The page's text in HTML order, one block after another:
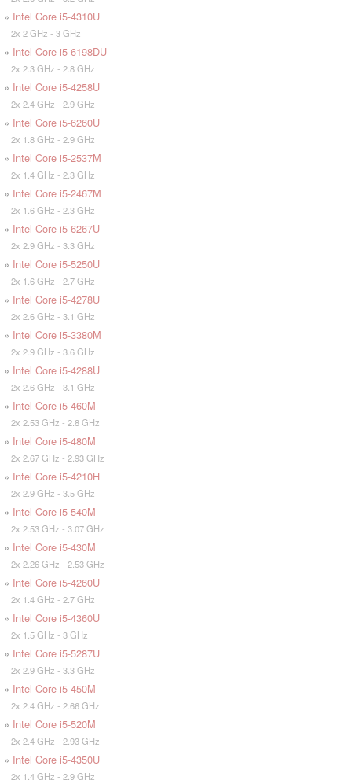
» Intel Core i5-4310U
2x 2 GHz - 3 GHz
» Intel Core i5-6198DU
2x 2.3 GHz - 2.8 GHz
» Intel Core i5-4258U
2x 2.4 GHz - 2.9 GHz
» Intel Core i5-6260U
2x 1.8 GHz - 2.9 GHz
» Intel Core i5-2537M
2x 1.4 GHz - 2.3 GHz
» Intel Core i5-2467M
2x 1.6 GHz - 2.3 GHz
» Intel Core i5-6267U
2x 2.9 GHz - 3.3 GHz
» Intel Core i5-5250U
2x 1.6 GHz - 2.7 GHz
» Intel Core i5-4278U
2x 2.6 GHz - 3.1 GHz
» Intel Core i5-3380M
2x 2.9 GHz - 3.6 GHz
» Intel Core i5-4288U
2x 2.6 GHz - 3.1 GHz
» Intel Core i5-460M
2x 2.53 GHz - 2.8 GHz
» Intel Core i5-480M
2x 2.67 GHz - 2.93 GHz
» Intel Core i5-4210H
2x 2.9 GHz - 3.5 GHz
» Intel Core i5-540M
2x 2.53 GHz - 3.07 GHz
» Intel Core i5-430M
2x 2.26 GHz - 2.53 GHz
» Intel Core i5-4260U
2x 1.4 GHz - 2.7 GHz
» Intel Core i5-4360U
2x 1.5 GHz - 3 GHz
» Intel Core i5-5287U
2x 2.9 GHz - 3.3 GHz
» Intel Core i5-450M
2x 2.4 GHz - 2.66 GHz
» Intel Core i5-520M
2x 2.4 GHz - 2.93 GHz
» Intel Core i5-4350U
2x 1.4 GHz - 2.9 GHz